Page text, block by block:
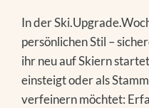
In der
persönlichen Stil –
ihr neu auf Skiern
einsteigt oder als
verfeinern möchtet: